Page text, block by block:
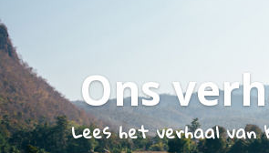
Ons
Lees het verhaal van